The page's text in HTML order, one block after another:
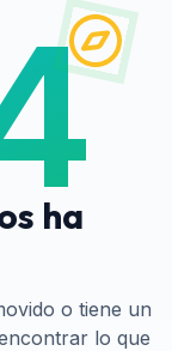
ha
o tiene un
lo que